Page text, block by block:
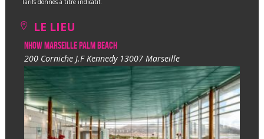
Tarifs donnés à titre indicatif.
LE LIEU
NHow Marseille Palm Beach
200 Corniche J.F Kennedy 13007 Marseille